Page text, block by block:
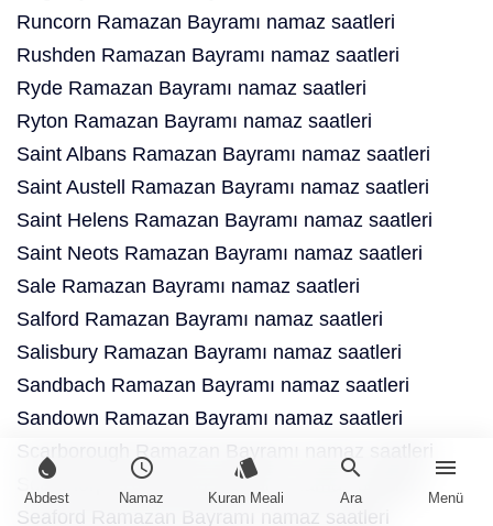
water_drop
Abdest
schedule
Namaz
style
Kuran Meali
search
Ara
menu
Menü
Runcorn Ramazan Bayramı namaz saatleri
Rushden Ramazan Bayramı namaz saatleri
Ryde Ramazan Bayramı namaz saatleri
Ryton Ramazan Bayramı namaz saatleri
Saint Albans Ramazan Bayramı namaz saatleri
Saint Austell Ramazan Bayramı namaz saatleri
Saint Helens Ramazan Bayramı namaz saatleri
Saint Neots Ramazan Bayramı namaz saatleri
Sale Ramazan Bayramı namaz saatleri
Salford Ramazan Bayramı namaz saatleri
Salisbury Ramazan Bayramı namaz saatleri
Sandbach Ramazan Bayramı namaz saatleri
Sandown Ramazan Bayramı namaz saatleri
Scarborough Ramazan Bayramı namaz saatleri
Scunthorpe Ramazan Bayramı namaz saatleri
Seaford Ramazan Bayramı namaz saatleri